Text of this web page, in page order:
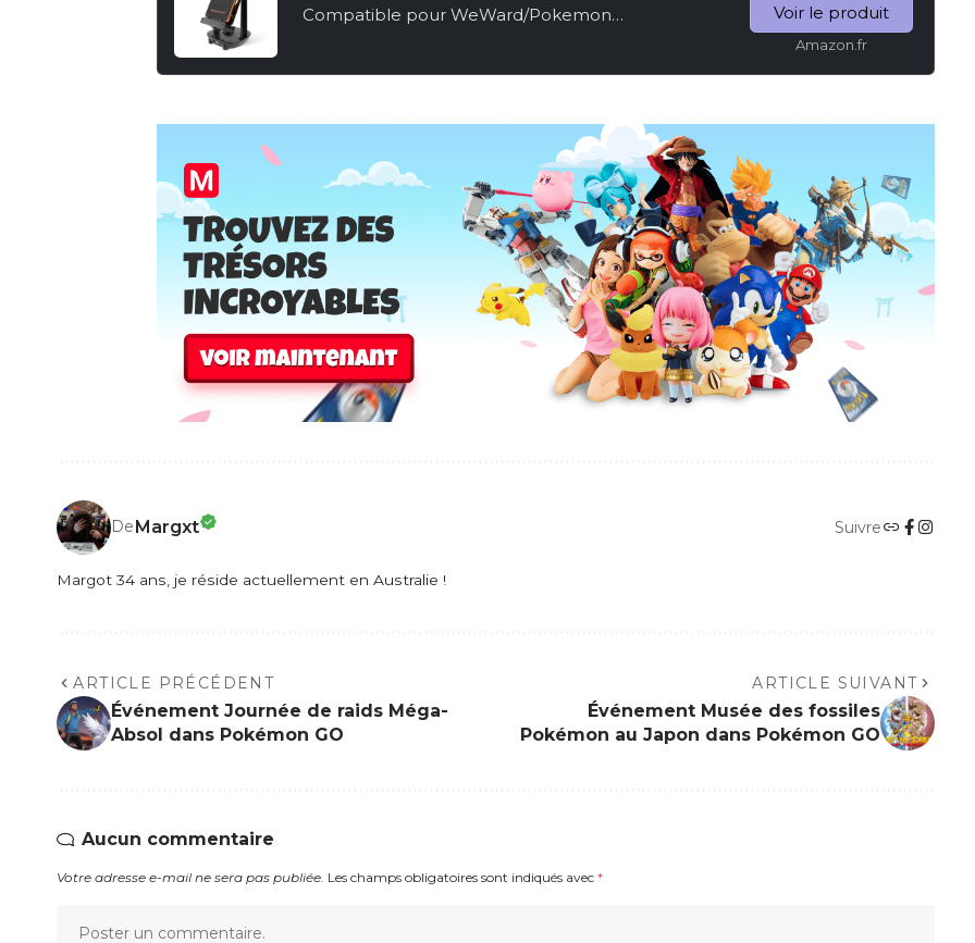
Compatible pour WeWard/Pokemon
Copains][Version Muette] Équipement...
Voir le produit
Amazon.fr
DeMargxt Suivre
Margot 34 ans, je réside actuellement en Australie !
ARTICLE PRÉCÉDENT
Événement Journée de raids Méga-
Absol dans Pokémon GO
ARTICLE SUIVANT
Événement Musée des fossiles
Pokémon au Japon dans Pokémon GO
Aucun commentaire
Votre adresse e-mail ne sera pas publiée. Les champs obligatoires sont indiqués avec *